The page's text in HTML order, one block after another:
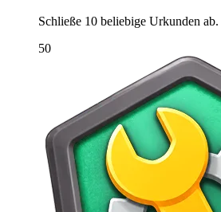
Schließe 10 beliebige Urkunden ab.
50